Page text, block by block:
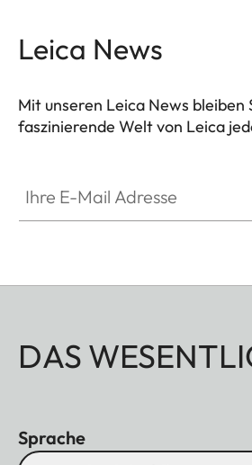
Leica News
Mit unseren Leica News bleiben
faszinierende Welt von Leica
DAS
Sprache